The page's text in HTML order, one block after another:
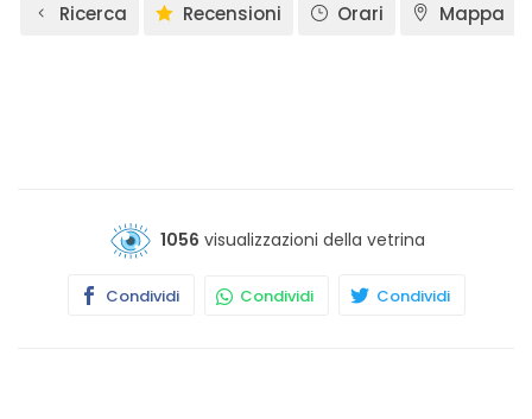
Ricerca Recensioni Orari Mappa
1056 visualizzazioni della vetrina
Condividi Condividi Condividi